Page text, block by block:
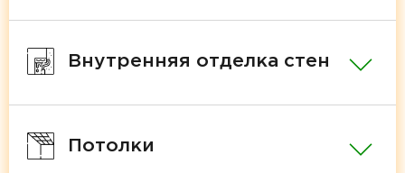
Внутренняя отделка стен
Потолки